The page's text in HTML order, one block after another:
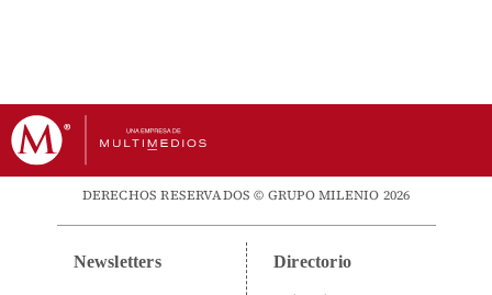
DERECHOS RESERVADOS © GRUPO MILENIO 2026
Newsletters Directorio